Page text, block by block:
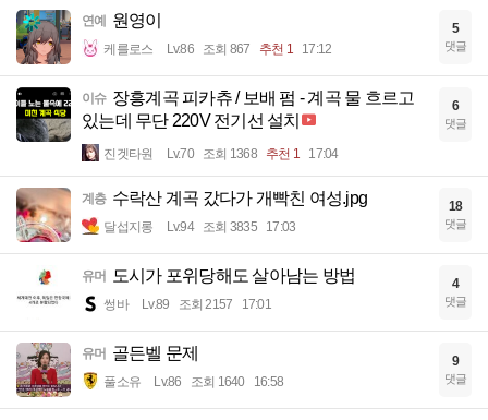
연예 원영이
케를로스 Lv.86 조회 867 추천 1 17:12
5
댓글
이슈 장흥계곡 피카츄 / 보배 펌 - 계곡 물 흐르고
있는데 무단 220V 전기선 설치
진겟타원 Lv.70 조회 1368 추천 1 17:04
6
댓글
계층 수락산 계곡 갔다가 개빡친 여성.jpg
달섭지롱 Lv.94 조회 3835 17:03
18
댓글
유머 도시가 포위당해도 살아남는 방법
썽바 Lv.89 조회 2157 17:01
4
댓글
유머 골든벨 문제
풀소유 Lv.86 조회 1640 16:58
9
댓글